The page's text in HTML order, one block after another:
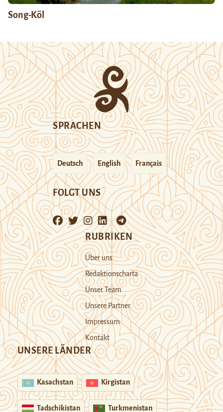
Song-Köl
SPRACHEN
Deutsch English Français
FOLGT UNS
RUBRIKEN
Über uns
Redaktionscharta
Unser Team
Unsere Partner
Impressum
Kontakt
UNSERE LÄNDER
Kasachstan Kirgistan
Tadschikistan Turkmenistan